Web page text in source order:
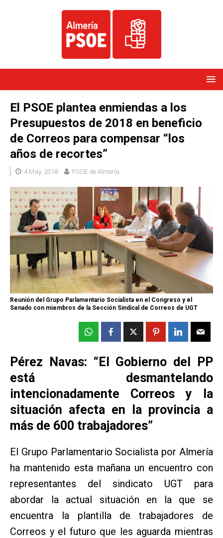
El PSOE plantea enmiendas a los
Presupuestos de 2018 en beneficio
de Correos para compensar “los
años de recortes”
4 May, 2018 PSOE de Almería
Reunión del Grupo Parlamentario Socialista en el Congreso y el
Senado con miembros de la Sección Sindical de Correos de UGT
Pérez Navas: “El Gobierno del PP
está desmantelando
intencionadamente Correos y la
situación afecta en la provincia a
más de 600 trabajadores”
El Grupo Parlamentario Socialista por Almería
ha mantenido esta mañana un encuentro con
representantes del sindicato UGT para
abordar la actual situación en la que se
encuentra la plantilla de trabajadores de
Correos y el futuro que les aguarda mientras